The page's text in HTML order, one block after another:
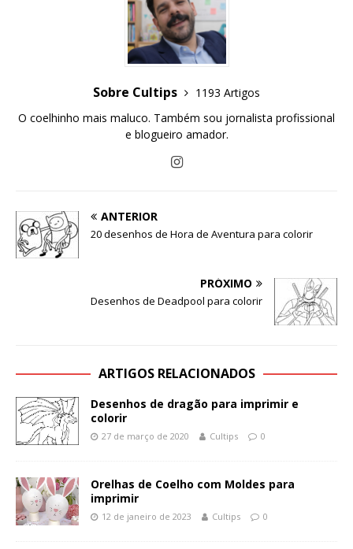
Sobre Cultips
1193 Artigos
O coelhinho mais maluco. Também sou jornalista profissional
e blogueiro amador.
ANTERIOR
20 desenhos de Hora de Aventura para colorir
PRÓXIMO
Desenhos de Deadpool para colorir
ARTIGOS RELACIONADOS
Desenhos de dragão para imprimir e
colorir
27 de março de 2020 Cultips 0
Orelhas de Coelho com Moldes para
imprimir
12 de janeiro de 2023 Cultips 0